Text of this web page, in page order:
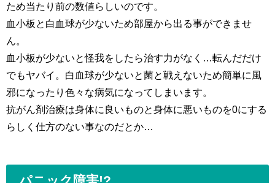
ため当たり前の数値らしいのです。
血小板と白血球が少ないため部屋から出る事ができませ
ん。
血小板が少ないと怪我をしたら治す力がなく…転んだだけ
でもヤバイ。白血球が少ないと菌と戦えないため簡単に風
邪になったり色々な病気になってしまいます。
抗がん剤治療は身体に良いものと身体に悪いものを0にする
らしく仕方のない事なのだとか…
パニック障害!?